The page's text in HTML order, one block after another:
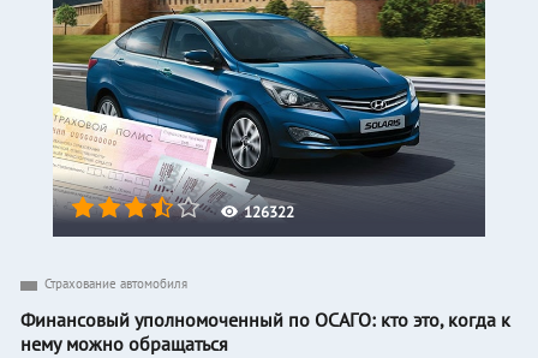
126322
Страхование автомобиля
Финансовый уполномоченный по ОСАГО: кто это, когда к
нему можно обращаться